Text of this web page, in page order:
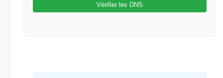
Vérifier les DNS